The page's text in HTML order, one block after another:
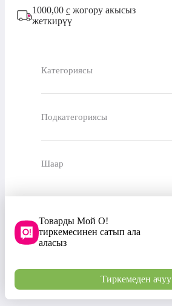
1000,00 с жогору акысыз
жеткирүү
Категориясы
Подкатегориясы
Шаар
Товарды Мой О!
тиркемесинен сатып ала
аласыз
Тиркемеден ачуу